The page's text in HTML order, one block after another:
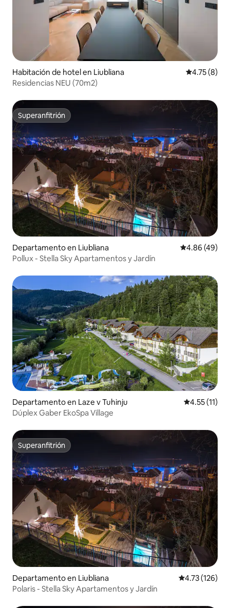
Habitación de hotel en Liubliana Calificación
4.75 (8)
Residencias NEU (70m2)
Superanfitrión
Superanfitrión
Departamento en Liubliana Calificación
4.86 (49)
Pollux - Stella Sky Apartamentos y Jardín
Departamento en Laze v Tuhinju Calificación
4.55 (11)
Dúplex Gaber EkoSpa Village
Superanfitrión
Superanfitrión
Departamento en Liubliana Calificación
4.73 (126)
Polaris - Stella Sky Apartamentos y Jardín